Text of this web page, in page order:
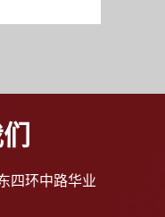
四环中路华业